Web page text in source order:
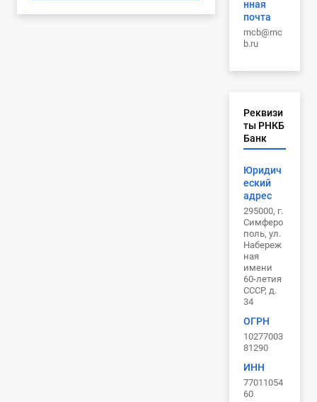
нная
почта
rncb@rnc
b.ru
Реквизи
ты РНКБ
Банк
Юридич
еский
адрес
295000, г.
Симферо
поль, ул.
Набереж
ная
имени
60-летия
СССР, д.
34
ОГРН
10277003
81290
ИНН
77011054
60